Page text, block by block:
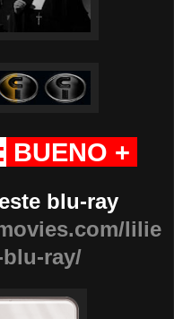
BUENO +
blu-ray
lilie
ray/